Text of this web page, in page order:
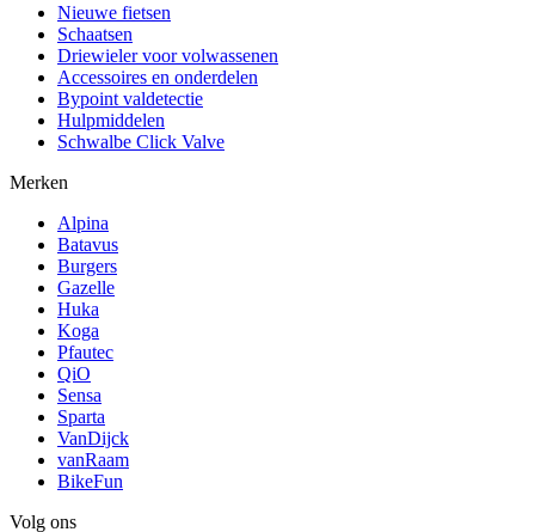
Nieuwe fietsen
Schaatsen
Driewieler voor volwassenen
Accessoires en onderdelen
Bypoint valdetectie
Hulpmiddelen
Schwalbe Click Valve
Merken
Alpina
Batavus
Burgers
Gazelle
Huka
Koga
Pfautec
QiO
Sensa
Sparta
VanDijck
vanRaam
BikeFun
Volg ons